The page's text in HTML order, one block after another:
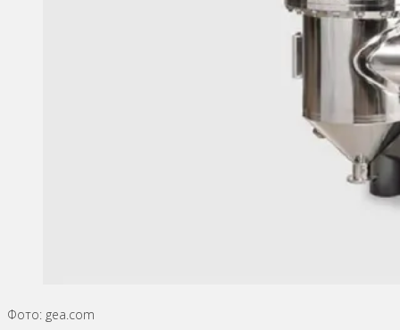
Фото: gea.com